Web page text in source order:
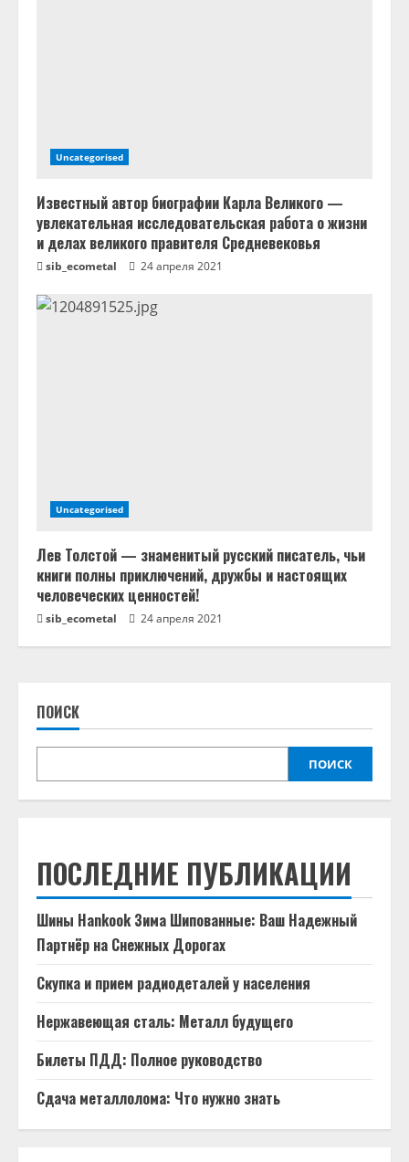
Uncategorised
Известный автор биографии Карла Великого —
увлекательная исследовательская работа о жизни
и делах великого правителя Средневековья
sib_ecometal 24 апреля 2021
Uncategorised
Лев Толстой — знаменитый русский писатель, чьи
книги полны приключений, дружбы и настоящих
человеческих ценностей!
sib_ecometal 24 апреля 2021
ПОИСК
ПОИСК
ПОСЛЕДНИЕ ПУБЛИКАЦИИ
Шины Hankook Зима Шипованные: Ваш Надежный
Партнёр на Снежных Дорогах
Скупка и прием радиодеталей у населения
Нержавеющая сталь: Металл будущего
Билеты ПДД: Полное руководство
Сдача металлолома: Что нужно знать